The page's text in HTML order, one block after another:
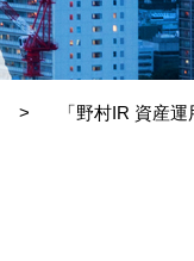
「野村IR 資産